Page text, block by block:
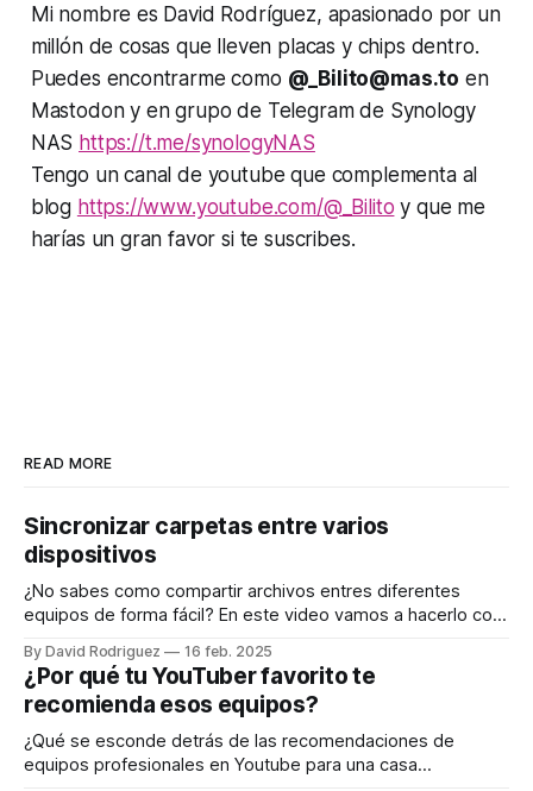
Mi nombre es David Rodríguez, apasionado por un
millón de cosas que lleven placas y chips dentro.
Puedes encontrarme como @_Bilito@mas.to en
Mastodon y en grupo de Telegram de Synology
NAS https://t.me/synologyNAS
Tengo un canal de youtube que complementa al
blog https://www.youtube.com/@_Bilito y que me
harías un gran favor si te suscribes.
READ MORE
Sincronizar carpetas entre varios
dispositivos
¿No sabes como compartir archivos entres diferentes
equipos de forma fácil? En este video vamos a hacerlo con
nas, aunque el funcionamiento es muy similar en cualquier
plataforma, excepto en iOS que no existe syncthing, es
decir, funciona en Nas, por docker,
By David Rodriguez 16 feb. 2025
¿Por qué tu YouTuber favorito te
recomienda esos equipos?
¿Qué se esconde detrás de las recomendaciones de
equipos profesionales en Youtube para una casa